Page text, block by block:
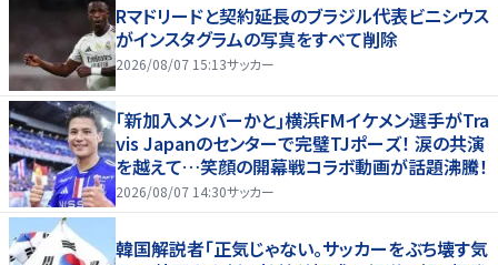
Rマドリードと契約延長のブラジル代表ビニシウス
がインスタグラムの写真をすべて削除
2026/08/07 15:13サッカー
｢新加入メンバーかと｣横浜FMイケメン選手がTra
vis Japanのセンターで完璧TJポーズ！ 涙の共演
を越えて…笑顔の開幕戦コラボ動画が話題沸騰！
2026/08/07 14:30サッカー
韓国解説者「正気じゃない。サッカーをぶち壊す気